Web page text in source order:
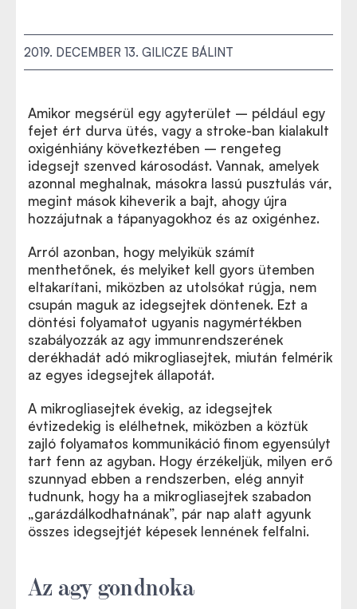
2019. DECEMBER 13. GILICZE BÁLINT
Amikor megsérül egy agyterület – például egy
fejet ért durva ütés, vagy a stroke-ban kialakult
oxigénhiány következtében – rengeteg
idegsejt szenved károsodást. Vannak, amelyek
azonnal meghalnak, másokra lassú pusztulás vár,
megint mások kiheverik a bajt, ahogy újra
hozzájutnak a tápanyagokhoz és az oxigénhez.
Arról azonban, hogy melyikük számít
menthetőnek, és melyiket kell gyors ütemben
eltakarítani, miközben az utolsókat rúgja, nem
csupán maguk az idegsejtek döntenek. Ezt a
döntési folyamatot ugyanis nagymértékben
szabályozzák az agy immunrendszerének
derékhadát adó mikrogliasejtek, miután felmérik
az egyes idegsejtek állapotát.
A mikrogliasejtek évekig, az idegsejtek
évtizedekig is elélhetnek, miközben a köztük
zajló folyamatos kommunikáció finom egyensúlyt
tart fenn az agyban. Hogy érzékeljük, milyen erő
szunnyad ebben a rendszerben, elég annyit
tudnunk, hogy ha a mikrogliasejtek szabadon
„garázdálkodhatnának”, pár nap alatt agyunk
összes idegsejtjét képesek lennének felfalni.
Az agy gondnoka